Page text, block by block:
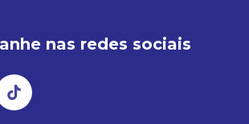
nas redes sociais